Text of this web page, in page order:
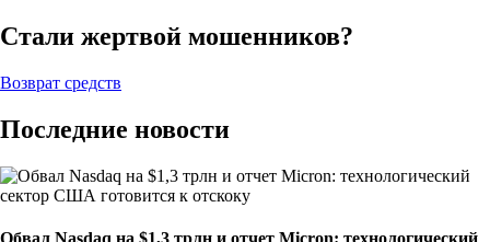
Стали жертвой мошенников?
Возврат средств
Последние новости
Обвал Nasdaq на $1,3 трлн и отчет Micron: технологический